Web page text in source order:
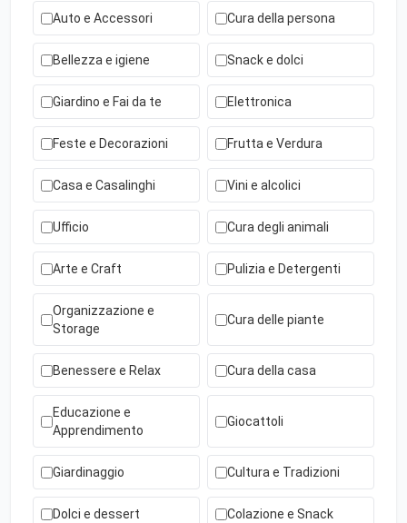
Auto e Accessori Cura della persona
Bellezza e igiene Snack e dolci
Giardino e Fai da te Elettronica
Feste e Decorazioni Frutta e Verdura
Casa e Casalinghi Vini e alcolici
Ufficio Cura degli animali
Arte e Craft Pulizia e Detergenti
Organizzazione e
Storage
Cura delle piante
Benessere e Relax Cura della casa
Educazione e
Apprendimento
Giocattoli
Giardinaggio Cultura e Tradizioni
Dolci e dessert Colazione e Snack